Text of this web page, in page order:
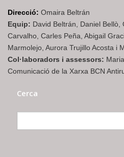
Direcció: Omaira Beltrán
Equip: David Beltrán, Daniel
Carvalho, Carles Peña, Abigail
Marmolejo, Aurora Trujillo Acosta i
Col·laboradors i assessors:
Comunicació de la Xarxa BCN
Cerca